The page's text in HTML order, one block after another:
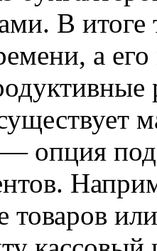
В итоге
а
опция
товаров